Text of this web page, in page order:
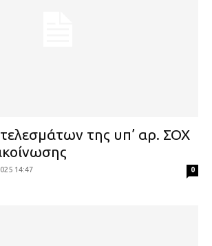
της υπ’ αρ. ΣΟΧ
14:47 0